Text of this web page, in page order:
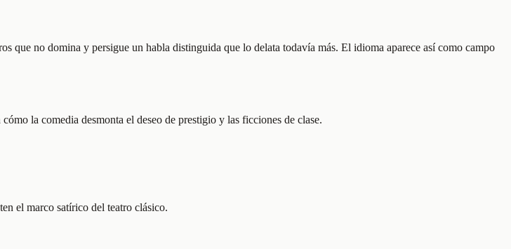
que no domina y persigue un habla distinguida que lo delata todavía más. El idioma aparece así como campo
la comedia desmonta el deseo de prestigio y las ficciones de clase.
el marco satírico del teatro clásico.